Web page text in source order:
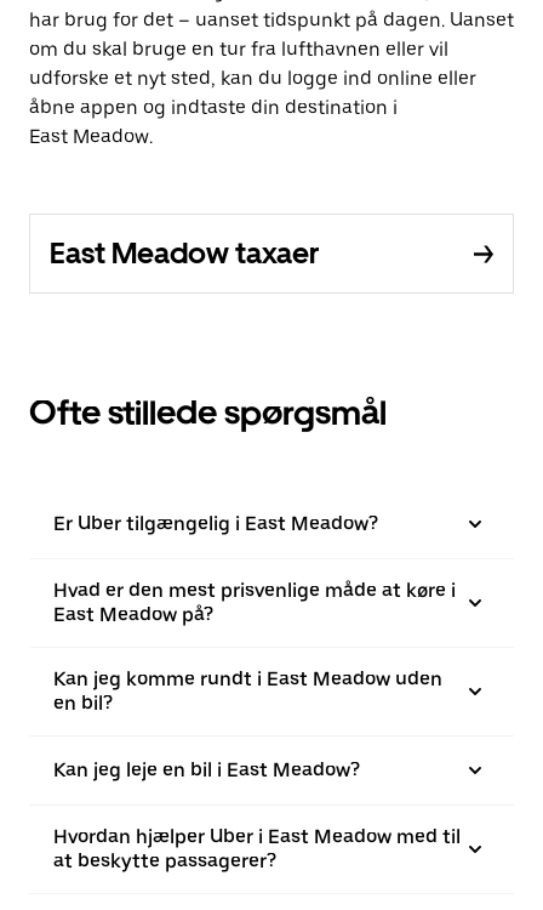
har brug for det – uanset tidspunkt på dagen. Uanset
om du skal bruge en tur fra lufthavnen eller vil
udforske et nyt sted, kan du logge ind online eller
åbne appen og indtaste din destination i
East Meadow.
East Meadow taxaer
Ofte stillede spørgsmål
Er Uber tilgængelig i East Meadow?
Hvad er den mest prisvenlige måde at køre i
East Meadow på?
Kan jeg komme rundt i East Meadow uden
en bil?
Kan jeg leje en bil i East Meadow?
Hvordan hjælper Uber i East Meadow med til
at beskytte passagerer?